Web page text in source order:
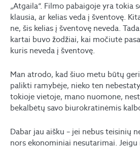
„Atgaila“. Filmo pabaigoje yra tokia
klausia, ar kelias veda į šventovę.
ne, šis kelias į šventovę neveda.
kartai buvo žodžiai, kai močiutė
kuris neveda į šventovę.
Man atrodo, kad šiuo metu būtų
palikti ramybėje, nieko ten
tokioje vietoje, mano nuomone,
bekalbėtų savo biurokratinėmis
Dabar jau aišku – jei nebus teisinių
nors ekonominiai nesutarimai.